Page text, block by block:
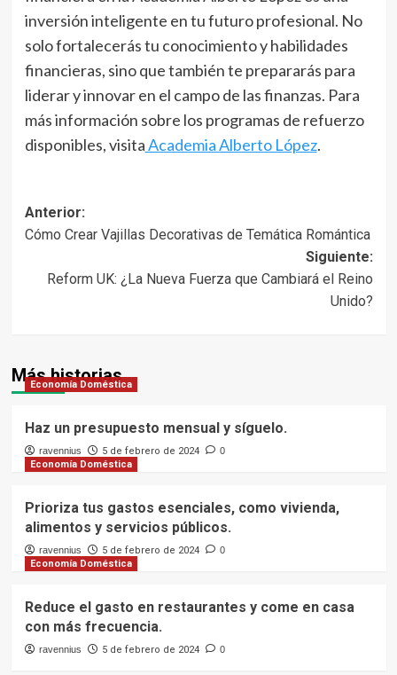
inversión inteligente en tu futuro profesional. No
solo fortalecerás tu conocimiento y habilidades
financieras, sino que también te prepararás para
liderar y innovar en el campo de las finanzas. Para
más información sobre los programas de refuerzo
disponibles, visitaAcademia Alberto López.
Navegación
de
entradas
Anterior:
Cómo Crear Vajillas Decorativas de Temática Romántica
Siguiente:
Reform UK: ¿La Nueva Fuerza que Cambiará el Reino
Unido?
Más historias
Economía Doméstica
Haz un presupuesto mensual y síguelo.
ravennius 5 de febrero de 2024 0
Economía Doméstica
Prioriza tus gastos esenciales, como vivienda,
alimentos y servicios públicos.
ravennius 5 de febrero de 2024 0
Economía Doméstica
Reduce el gasto en restaurantes y come en casa
con más frecuencia.
ravennius 5 de febrero de 2024 0